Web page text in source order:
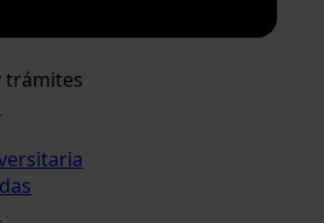
trámites